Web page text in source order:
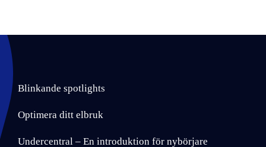
Blinkande spotlights
Optimera ditt elbruk
Undercentral – En introduktion för nybörjare